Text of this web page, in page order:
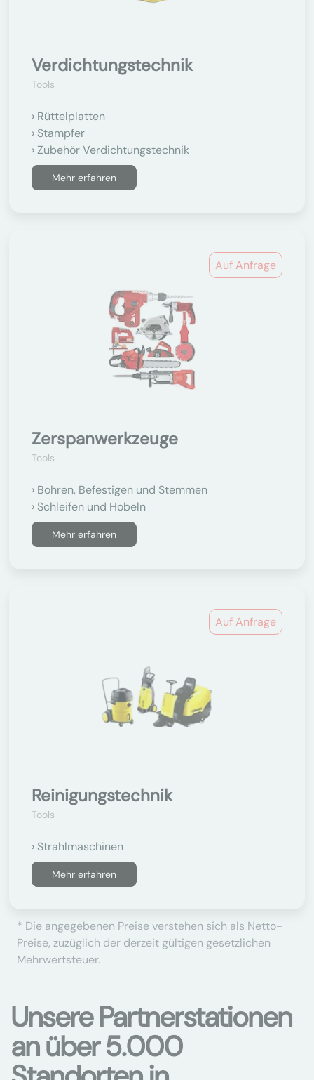
Verdichtungstechnik
Tools
Rüttelplatten
Stampfer
Zubehör Verdichtungstechnik
Mehr erfahren
Auf Anfrage
Zerspanwerkzeuge
Tools
Bohren, Befestigen und Stemmen
Schleifen und Hobeln
Mehr erfahren
Auf Anfrage
Reinigungstechnik
Tools
Strahlmaschinen
Mehr erfahren
* Die angegebenen Preise verstehen sich als Netto-
Preise, zuzüglich der derzeit gültigen gesetzlichen
Mehrwertsteuer.
Unsere Partnerstationen
an über 5.000